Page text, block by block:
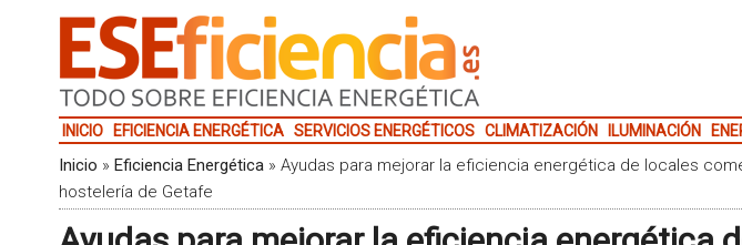
INICIO EFICIENCIA ENERGÉTICA SERVICIOS ENERGÉTICOS CLIMATIZACIÓN ILUMINACIÓN
Inicio » Eficiencia Energética» Ayudas para mejorar la eficiencia energética de locales
hostelería de Getafe